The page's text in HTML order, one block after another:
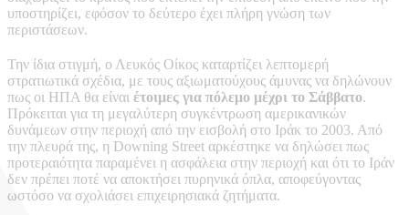
υποστηρίζει, εφόσον το δεύτερο έχει πλήρη γνώση των
περιστάσεων.
Την ίδια στιγμή, ο Λευκός Οίκος καταρτίζει λεπτομερή
στρατιωτικά σχέδια, με τους αξιωματούχους άμυνας να δηλώνουν
πως οι ΗΠΑ θα είναι έτοιμες για πόλεμο μέχρι το Σάββατο.
Πρόκειται για τη μεγαλύτερη συγκέντρωση αμερικανικών
δυνάμεων στην περιοχή από την εισβολή στο Ιράκ το 2003. Από
την πλευρά της, η Downing Street αρκέστηκε να δηλώσει πως
προτεραιότητα παραμένει η ασφάλεια στην περιοχή και ότι το Ιράν
δεν πρέπει ποτέ να αποκτήσει πυρηνικά όπλα, αποφεύγοντας
ωστόσο να σχολιάσει επιχειρησιακά ζητήματα.